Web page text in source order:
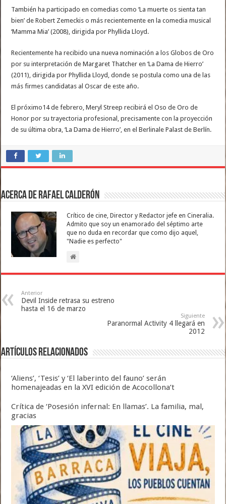
También ha participado en comedias como ‘La muerte os sienta tan
bien’ de Robert Zemeckis o más recientemente en la comedia musical
‘Mamma Mia’ (2008), dirigida por Phyllida Lloyd.
Recientemente ha recibido una nueva nominación a los Globos de Oro
por su interpretación de Margaret Thatcher en ‘La Dama de Hierro’
(2011), dirigida por Phyllida Lloyd, donde se postula como una de las
más firmes candidatas al Oscar de este año.
El próximo14 de febrero, Meryl Streep recibirá el Oso de Oro de
Honor por su trayectoria profesional, precisamente con la proyección
de su última obra, ‘La Dama de Hierro’, en el Berlinale Palast de Berlín.
Acerca de Rafael Calderón
Crítico de cine, Director y Redactor jefe en Cineralia.
Admito que soy un enamorado del séptimo arte
que no duda en recordar que como dijo aquel,
"Nadie es perfecto"
Anterior
Devil Inside retrasa su estreno
hasta el 16 de marzo
Siguiente
Paranormal Activity 4 llegará en
2012
Artículos relacionados
‘Aliens’, ‘Tesis’ y ‘El laberinto del fauno’ serán
homenajeadas en la XVI edición de Acocollona’t
Crítica de ‘Posesión infernal: En llamas’. La familia, mal,
gracias